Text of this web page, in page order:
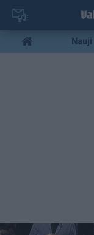
Pereiti
pagrindinį
turinį
Mobile
menu
Nauji